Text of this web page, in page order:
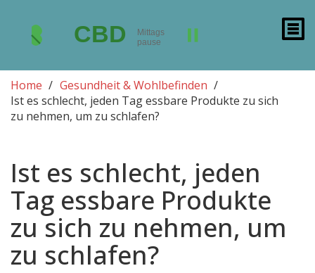
Home
Gesundheit & Wohlbefinden
Ist es schlecht, jeden Tag essbare Produkte zu sich
zu nehmen, um zu schlafen?
Ist es schlecht, jeden
Tag essbare Produkte
zu sich zu nehmen, um
zu schlafen?